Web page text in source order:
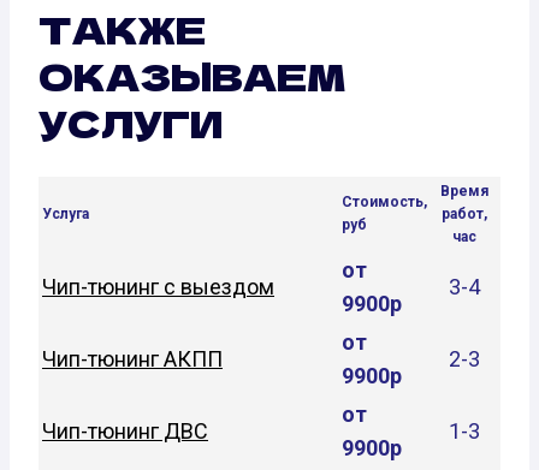
ТАКЖЕ
ОКАЗЫВАЕМ
УСЛУГИ
Услуга
Стоимость,
руб
Время
работ,
час
Чип-тюнинг с выездом
от
9900р
3-4
Чип-тюнинг АКПП
от
9900р
2-3
Чип-тюнинг ДВС
от
9900р
1-3